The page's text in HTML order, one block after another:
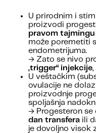
U prirodnim i
proizvodi
pravom tajmingu
može poremetiti
endometrijuma.
→ Zato se nivo
„trigger“ injekcije,
U veštačkim
ovulacije ne
proizvodnje
spoljašnja
→ Progesteron se
dan transfera ili
je dovoljno visok